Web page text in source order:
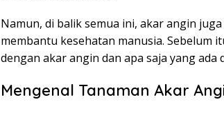
Namun, di balik semua ini, akar angin
membantu kesehatan manusia. Sebelum
dengan akar angin dan apa saja yang ada
Mengenal Tanaman Akar